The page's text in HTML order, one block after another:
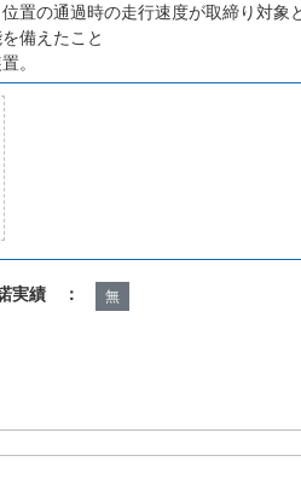
置の通過時の走行速度が取締り対象
備えたこと
。
実績 ： 無